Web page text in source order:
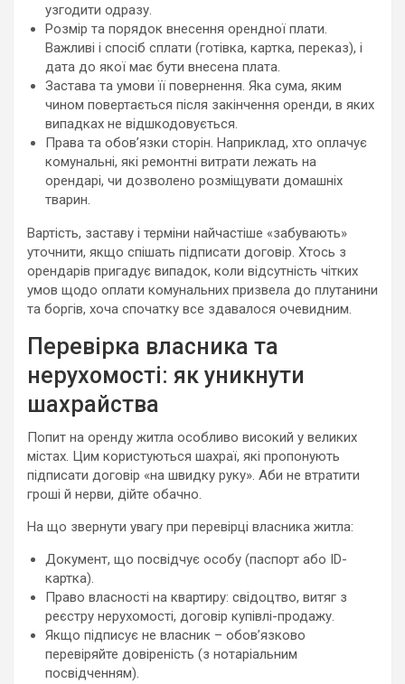
узгодити одразу.
Розмір та порядок внесення орендної плати.
Важливі і спосіб сплати (готівка, картка, переказ), і
дата до якої має бути внесена плата.
Застава та умови її повернення. Яка сума, яким
чином повертається після закінчення оренди, в яких
випадках не відшкодовується.
Права та обов’язки сторін. Наприклад, хто оплачує
комунальні, які ремонтні витрати лежать на
орендарі, чи дозволено розміщувати домашніх
тварин.
Вартість, заставу і терміни найчастіше «забувають»
уточнити, якщо спішать підписати договір. Хтось з
орендарів пригадує випадок, коли відсутність чітких
умов щодо оплати комунальних призвела до плутанини
та боргів, хоча спочатку все здавалося очевидним.
Перевірка власника та
нерухомості: як уникнути
шахрайства
Попит на оренду житла особливо високий у великих
містах. Цим користуються шахраї, які пропонують
підписати договір «на швидку руку». Аби не втратити
гроші й нерви, дійте обачно.
На що звернути увагу при перевірці власника житла:
Документ, що посвідчує особу (паспорт або ID-
картка).
Право власності на квартиру: свідоцтво, витяг з
реєстру нерухомості, договір купівлі-продажу.
Якщо підписує не власник – обов’язково
перевіряйте довіреність (з нотаріальним
посвідченням).